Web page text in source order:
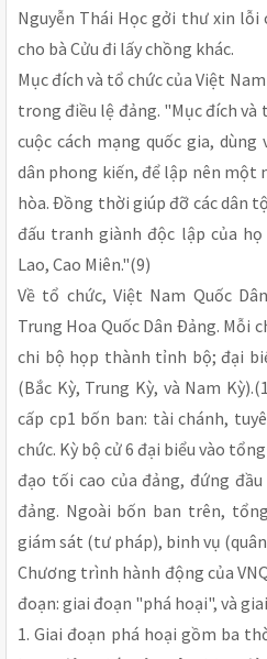
Nguyễn Thái Học gởi thư xin lỗi
cho bà Cửu đi lấy chồng khác.
Mục đích và tổ chức của Việt
trong điều lệ đảng. "Mục đích
cuộc cách mạng quốc gia,
dân phong kiến, để lập nên một
hòa. Ðồng thời giúp đỡ các dân
đấu tranh giành độc lập của
Lao, Cao Miên."(9)
Về tổ chức, Việt Nam Quốc
Trung Hoa Quốc Dân Ðảng. Mỗi
chi bộ họp thành tỉnh bộ; đại
(Bắc Kỳ, Trung Kỳ, và Nam
cấp cp1 bốn ban: tài chánh,
chức. Kỳ bộ cử 6 đại biểu vào
đạo tối cao của đảng, đứng
đảng. Ngoài bốn ban trên,
giám sát (tư pháp), binh vụ
Chương trình hành động của
đoạn: giai đoạn "phá hoại", và
1. Giai đoạn phá hoại gồm ba